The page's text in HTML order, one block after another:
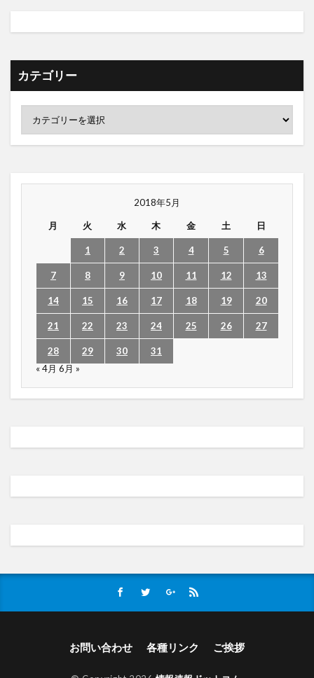
カテゴリー
2018年5月
月 火 水 木 金 土 日
1 2 3 4 5 6
7 8 9 10 11 12 13
14 15 16 17 18 19 20
21 22 23 24 25 26 27
28 29 30
31
« 4月 6月 »
お問い合わせ 各種リンク ご挨拶